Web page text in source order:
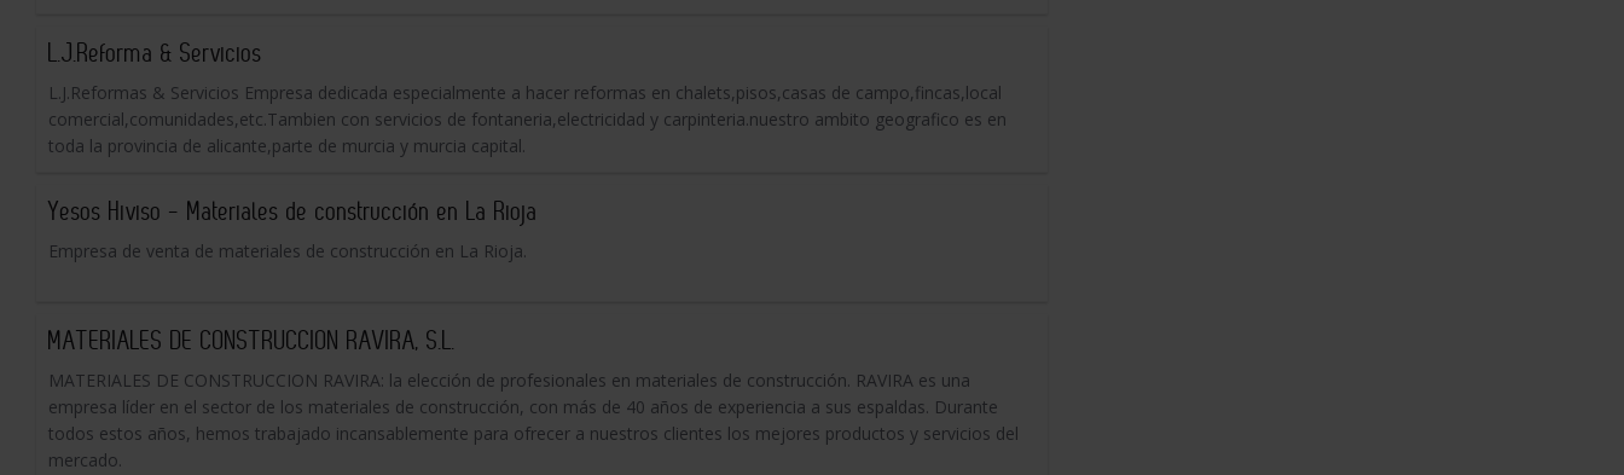
L.J.Reforma & Servicios
L.J.Reformas & Servicios Empresa dedicada especialmente a hacer reformas en chalets,pisos,casas de campo,fincas,local
comercial,comunidades,etc.Tambien con servicios de fontaneria,electricidad y carpinteria.nuestro ambito geografico es en
toda la provincia de alicante,parte de murcia y murcia capital.
Yesos Hiviso - Materiales de construcción en La Rioja
Empresa de venta de materiales de construcción en La Rioja.
MATERIALES DE CONSTRUCCION RAVIRA, S.L.
MATERIALES DE CONSTRUCCION RAVIRA: la elección de profesionales en materiales de construcción. RAVIRA es una
empresa líder en el sector de los materiales de construcción, con más de 40 años de experiencia a sus espaldas. Durante
todos estos años, hemos trabajado incansablemente para ofrecer a nuestros clientes los mejores productos y servicios del
mercado.